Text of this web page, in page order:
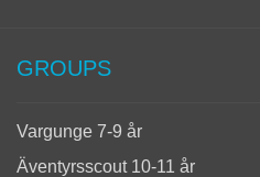
GROUPS
Vargunge 7-9 år
Äventyrsscout 10-11 år